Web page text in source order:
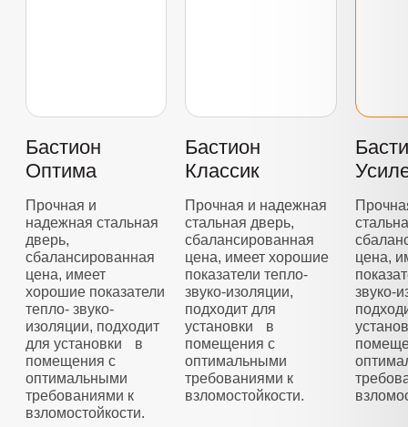
Бастион
Оптима
Прочная и
надежная стальная
дверь,
сбалансированная
цена, имеет
хорошие показатели
тепло- звуко-
изоляции, подходит
для установки в
помещения с
оптимальными
требованиями к
взломостойкости.
Бастион
Классик
Прочная и надежная
стальная дверь,
сбалансированная
цена, имеет хорошие
показатели тепло-
звуко-изоляции,
подходит для
установки в
помещения с
оптимальными
требованиями к
взломостойкости.
цена,
звуко-